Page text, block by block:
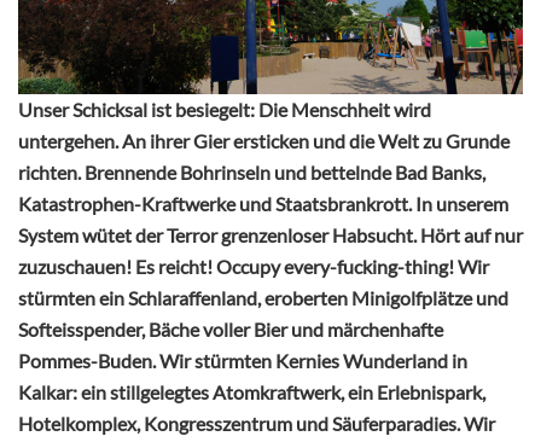
Unser Schicksal ist besiegelt: Die Menschheit wird
untergehen. An ihrer Gier ersticken und die Welt zu Grunde
richten. Brennende Bohrinseln und bettelnde Bad Banks,
Katastrophen-Kraftwerke und Staatsbrankrott. In unserem
System wütet der Terror grenzenloser Habsucht. Hört auf nur
zuzuschauen! Es reicht! Occupy every-fucking-thing! Wir
stürmten ein Schlaraffenland, eroberten Minigolfplätze und
Softeisspender, Bäche voller Bier und märchenhafte
Pommes-Buden. Wir stürmten Kernies Wunderland in
Kalkar: ein stillgelegtes Atomkraftwerk, ein Erlebnispark,
Hotelkomplex, Kongresszentrum und Säuferparadies. Wir